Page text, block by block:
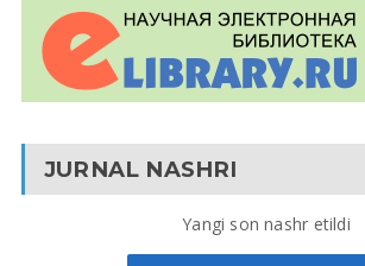
JURNAL NASHRI
Yangi son nashr etildi